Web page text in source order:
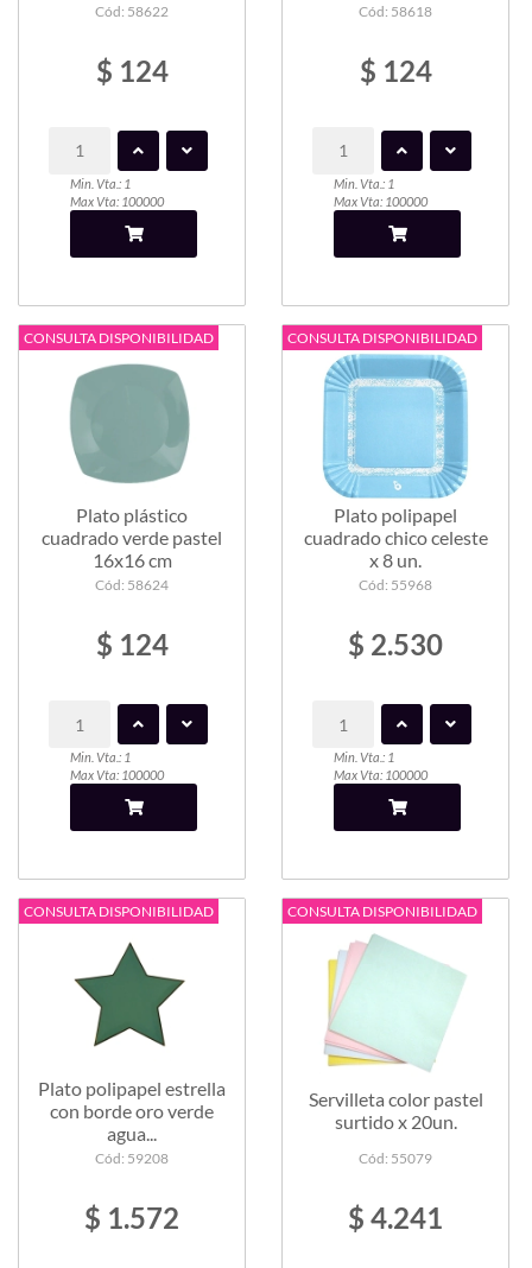
Cód: 58622
$ 124
Min. Vta.: 1
Max Vta: 100000
Cód: 58618
$ 124
Min. Vta.: 1
Max Vta: 100000
CONSULTA DISPONIBILIDAD
Plato plástico
cuadrado verde pastel
16x16 cm
Cód: 58624
$ 124
Min. Vta.: 1
Max Vta: 100000
CONSULTA DISPONIBILIDAD
Plato polipapel
cuadrado chico celeste
x 8 un.
Cód: 55968
$ 2.530
Min. Vta.: 1
Max Vta: 100000
CONSULTA DISPONIBILIDAD
Plato polipapel estrella
con borde oro verde
agua...
Cód: 59208
$ 1.572
CONSULTA DISPONIBILIDAD
Servilleta color pastel
surtido x 20un.
Cód: 55079
$ 4.241